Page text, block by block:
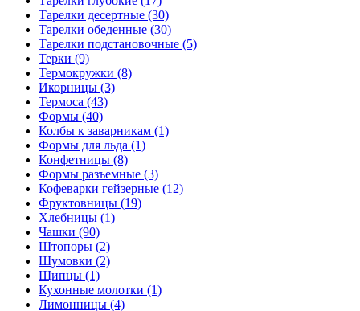
Тарелки десертные (30)
Тарелки обеденные (30)
Тарелки подстановочные (5)
Терки (9)
Термокружки (8)
Икорницы (3)
Термоса (43)
Формы (40)
Колбы к заварникам (1)
Формы для льда (1)
Конфетницы (8)
Формы разъемные (3)
Кофеварки гейзерные (12)
Фруктовницы (19)
Хлебницы (1)
Чашки (90)
Штопоры (2)
Шумовки (2)
Щипцы (1)
Кухонные молотки (1)
Лимонницы (4)